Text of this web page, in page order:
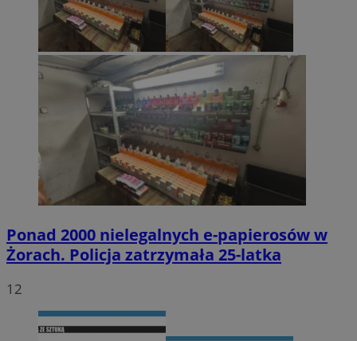
Ponad 2000 nielegalnych e-papierosów w
Żorach. Policja zatrzymała 25-latka
12